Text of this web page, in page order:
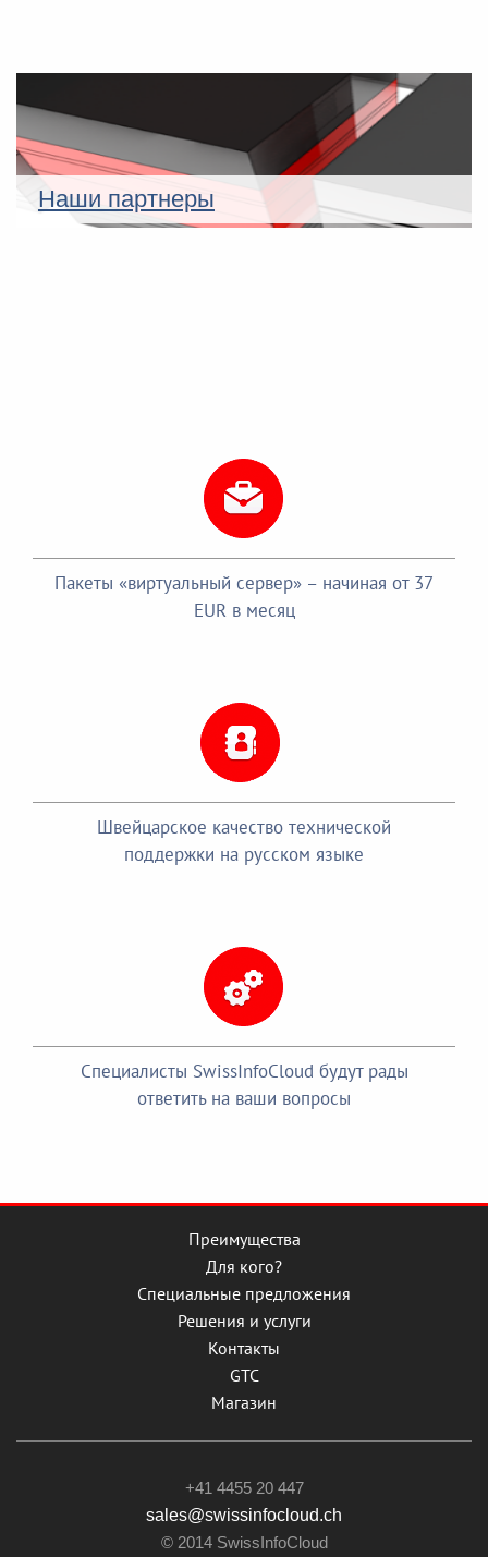
Наши партнеры
Пакеты «виртуальный сервер» – начиная от 37
EUR в месяц
Швейцарское качество технической
поддержки на русском языке
Специалисты SwissInfoCloud будут рады
ответить на ваши вопросы
Преимущества
Для кого?
Специальные предложения
Решения и услуги
Контакты
GTC
Магазин
+41 4455 20 447
sales@swissinfocloud.ch
© 2014 SwissInfoCloud